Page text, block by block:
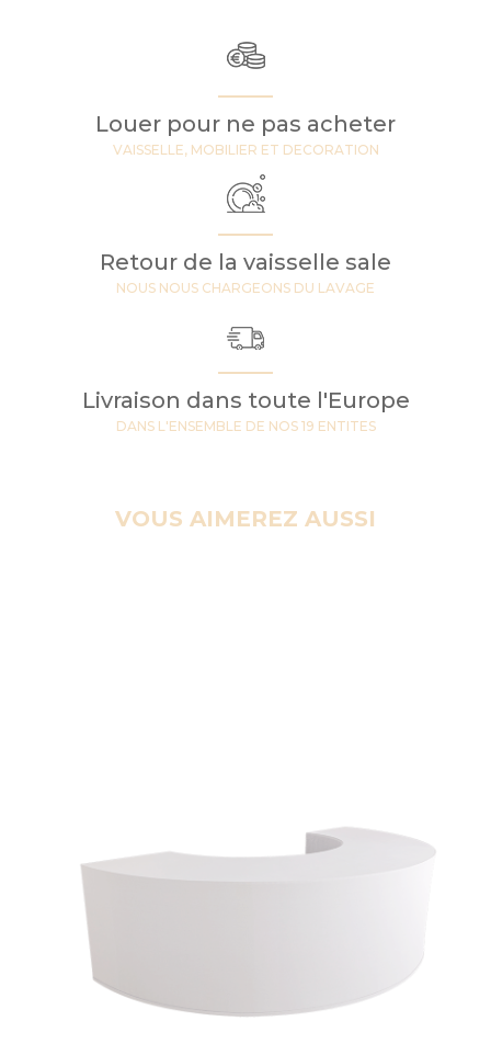
Louer pour ne pas acheter
VAISSELLE, MOBILIER ET DECORATION
Retour de la vaisselle sale
NOUS NOUS CHARGEONS DU LAVAGE
Livraison dans toute l'Europe
DANS L'ENSEMBLE DE NOS 19 ENTITES
VOUS AIMEREZ AUSSI